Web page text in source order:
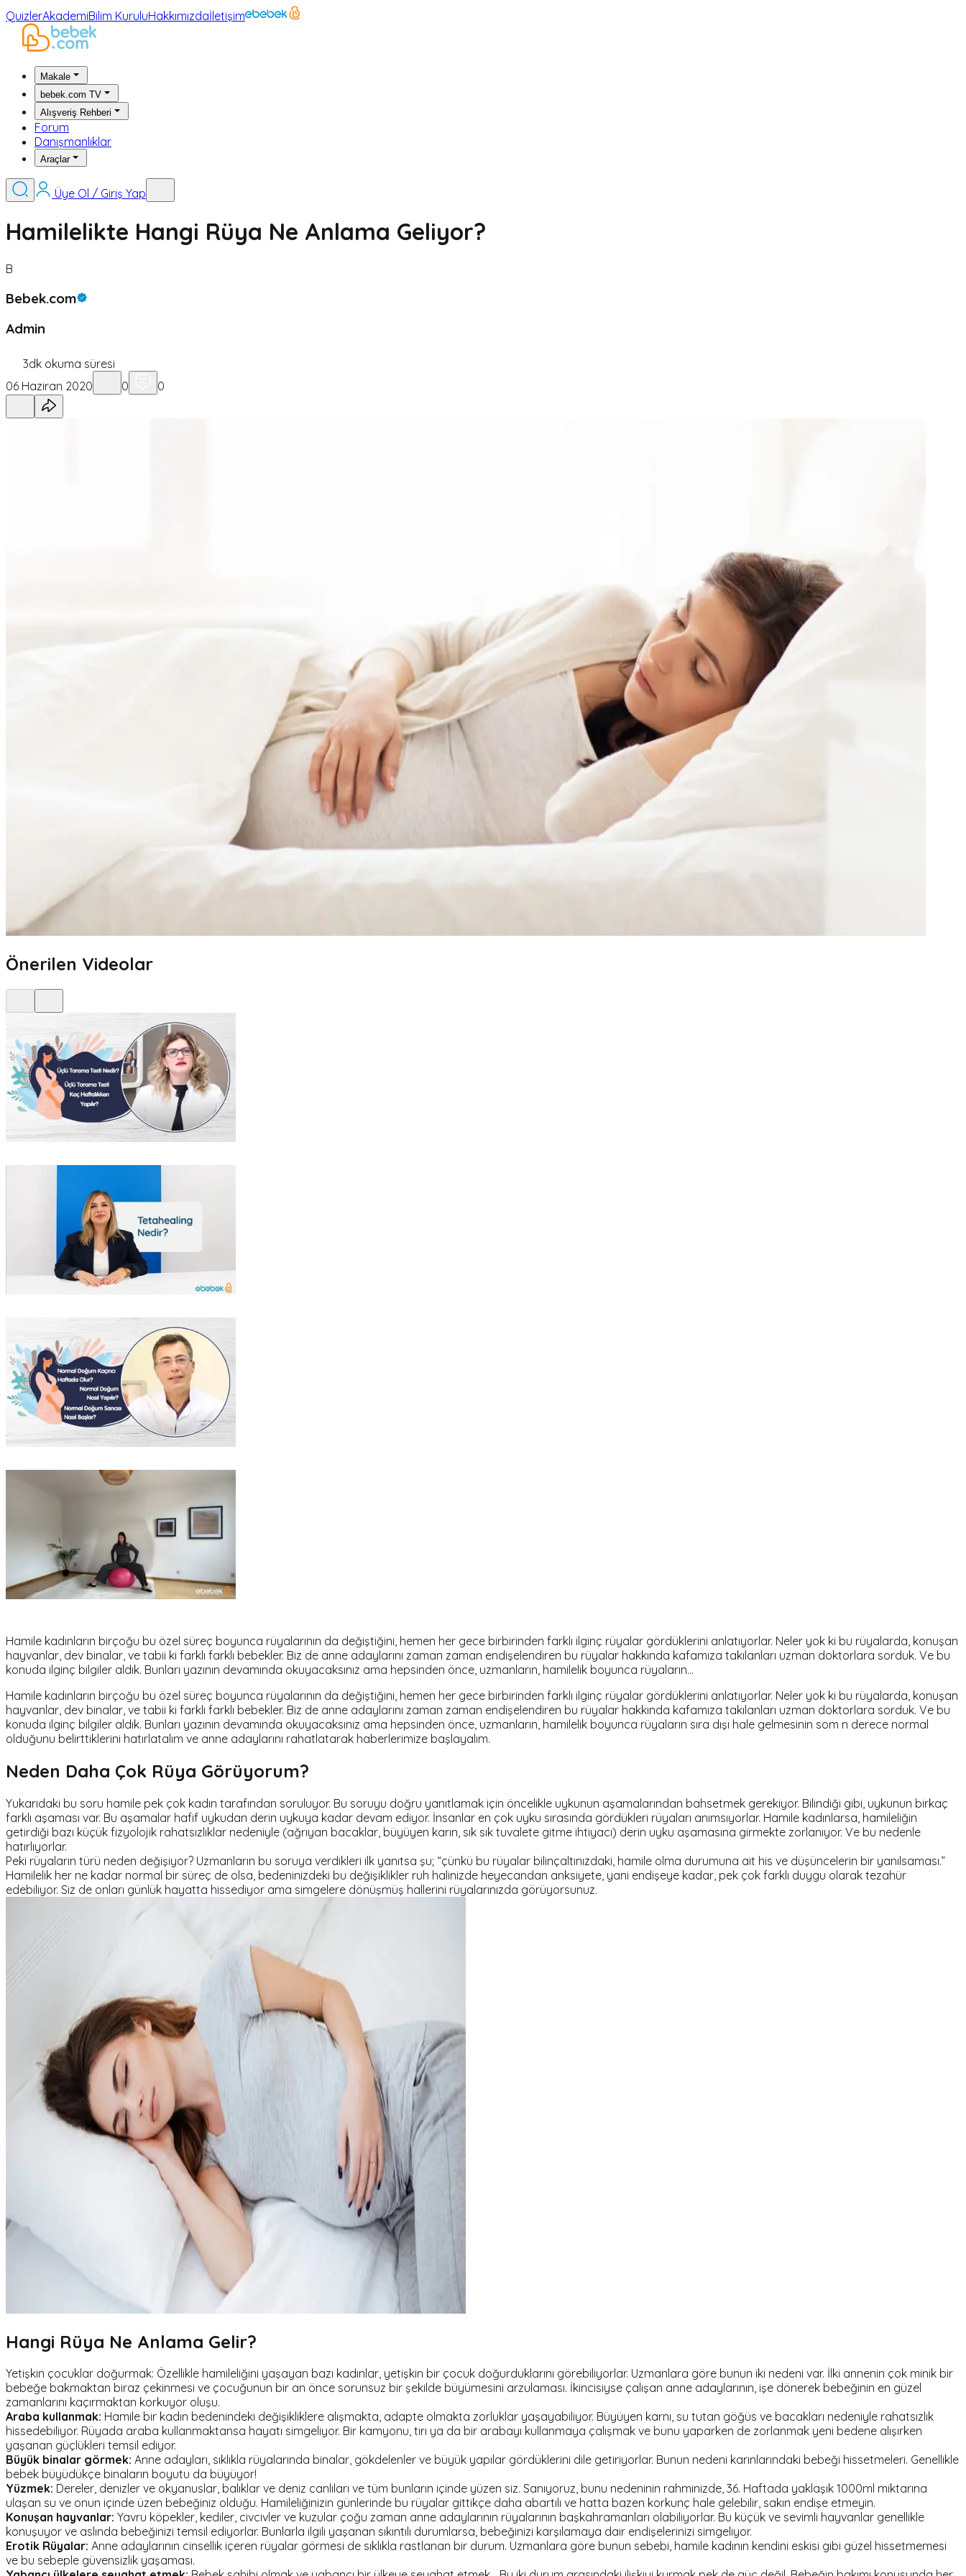
QuizlerAkademiBilim KuruluHakkımızdaİletişim
Makale
bebek.com TV
Alışveriş Rehberi
Forum
Danışmanlıklar
Araçlar
Üye Ol / Giriş Yap
Hamilelikte Hangi Rüya Ne Anlama Geliyor?
B
Bebek.com
Admin
3dk okuma süresi
06 Haziran 2020
0 0
Önerilen Videolar
Hamile kadınların birçoğu bu özel süreç boyunca rüyalarının da değiştiğini, hemen her gece birbirinden farklı ilginç rüyalar gördüklerini anlatıyorlar. Neler yok ki bu rüyalarda, konuşan
hayvanlar, dev binalar, ve tabii ki farklı farklı bebekler. Biz de anne adaylarını zaman zaman endişelendiren bu rüyalar hakkında kafamıza takılanları uzman doktorlara sorduk. Ve bu
konuda ilginç bilgiler aldık. Bunları yazının devamında okuyacaksınız ama hepsinden önce, uzmanların, hamilelik boyunca rüyaların…
Hamile kadınların birçoğu bu özel süreç boyunca rüyalarının da değiştiğini, hemen her gece birbirinden farklı ilginç rüyalar gördüklerini anlatıyorlar. Neler yok ki bu rüyalarda, konuşan
hayvanlar, dev binalar, ve tabii ki farklı farklı bebekler. Biz de anne adaylarını zaman zaman endişelendiren bu rüyalar hakkında kafamıza takılanları uzman doktorlara sorduk. Ve bu
konuda ilginç bilgiler aldık. Bunları yazının devamında okuyacaksınız ama hepsinden önce, uzmanların, hamilelik boyunca rüyaların sıra dışı hale gelmesinin som n derece normal
olduğunu belirttiklerini hatırlatalım ve anne adaylarını rahatlatarak haberlerimize başlayalım.
Neden Daha Çok Rüya Görüyorum?
Yukarıdaki bu soru hamile pek çok kadın tarafından soruluyor. Bu soruyu doğru yanıtlamak için öncelikle uykunun aşamalarından bahsetmek gerekiyor. Bilindiği gibi, uykunun birkaç
farklı aşaması var. Bu aşamalar hafif uykudan derin uykuya kadar devam ediyor. İnsanlar en çok uyku sırasında gördükleri rüyaları anımsıyorlar. Hamile kadınlarsa, hamileliğin
getirdiği bazı küçük fizyolojik rahatsızlıklar nedeniyle (ağrıyan bacaklar, büyüyen karın, sık sık tuvalete gitme ihtiyacı) derin uyku aşamasına girmekte zorlanıyor. Ve bu nedenle
hatırlıyorlar.
Peki rüyaların türü neden değişiyor? Uzmanların bu soruya verdikleri ilk yanıtsa şu; “çünkü bu rüyalar bilinçaltınızdaki, hamile olma durumuna ait his ve düşüncelerin bir yanılsaması.”
Hamilelik her ne kadar normal bir süreç de olsa, bedeninizdeki bu değişiklikler ruh halinizde heyecandan anksiyete, yani endişeye kadar, pek çok farklı duygu olarak tezahür
edebiliyor. Siz de onları günlük hayatta hissediyor ama simgelere dönüşmüş hallerini rüyalarınızda görüyorsunuz.
Hangi Rüya Ne Anlama Gelir?
Yetişkin çocuklar doğurmak: Özellikle hamileliğini yaşayan bazı kadınlar, yetişkin bir çocuk doğurduklarını görebiliyorlar. Uzmanlara göre bunun iki nedeni var. İlki annenin çok minik bir
bebeğe bakmaktan biraz çekinmesi ve çocuğunun bir an önce sorunsuz bir şekilde büyümesini arzulaması. İkincisiyse çalışan anne adaylarının, işe dönerek bebeğinin en güzel
zamanlarını kaçırmaktan korkuyor oluşu.
Araba kullanmak: Hamile bir kadın bedenindeki değişikliklere alışmakta, adapte olmakta zorluklar yaşayabiliyor. Büyüyen karnı, su tutan göğüs ve bacakları nedeniyle rahatsızlık
hissedebiliyor. Rüyada araba kullanmaktansa hayatı simgeliyor. Bir kamyonu, tırı ya da bir arabayı kullanmaya çalışmak ve bunu yaparken de zorlanmak yeni bedene alışırken
yaşanan güçlükleri temsil ediyor.
Büyük binalar görmek: Anne adayları, sıklıkla rüyalarında binalar, gökdelenler ve büyük yapılar gördüklerini dile getiriyorlar. Bunun nedeni karınlarındaki bebeği hissetmeleri. Genellikle
bebek büyüdükçe binaların boyutu da büyüyor!
Yüzmek: Dereler, denizler ve okyanuslar, balıklar ve deniz canlıları ve tüm bunların içinde yüzen siz. Sanıyoruz, bunu nedeninin rahminizde, 36. Haftada yaklaşık 1000ml miktarına
ulaşan su ve onun içinde üzen bebeğiniz olduğu. Hamileliğinizin günlerinde bu rüyalar gittikçe daha abartılı ve hatta bazen korkunç hale gelebilir, sakın endişe etmeyin.
Konuşan hayvanlar: Yavru köpekler, kediler, civcivler ve kuzular çoğu zaman anne adaylarının rüyalarının başkahramanları olabiliyorlar. Bu küçük ve sevimli hayvanlar genellikle
konuşuyor ve aslında bebeğinizi temsil ediyorlar. Bunlarla ilgili yaşanan sıkıntılı durumlarsa, bebeğinizi karşılamaya dair endişelerinizi simgeliyor.
Erotik Rüyalar: Anne adaylarının cinsellik içeren rüyalar görmesi de sıklıkla rastlanan bir durum. Uzmanlara göre bunun sebebi, hamile kadının kendini eskisi gibi güzel hissetmemesi
ve bu sebeple güvensizlik yaşaması.